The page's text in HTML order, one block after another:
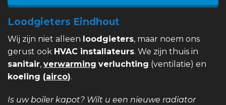
Loodgieters Eindhout
Wij zijn niet alleen loodgieters, maar noem ons
gerust ook HVAC installateurs. We zijn thuis in
sanitair, verwarming verluchting (ventilatie) en
koeling (airco).
Is uw boiler kapot? Wilt u een nieuwe radiator